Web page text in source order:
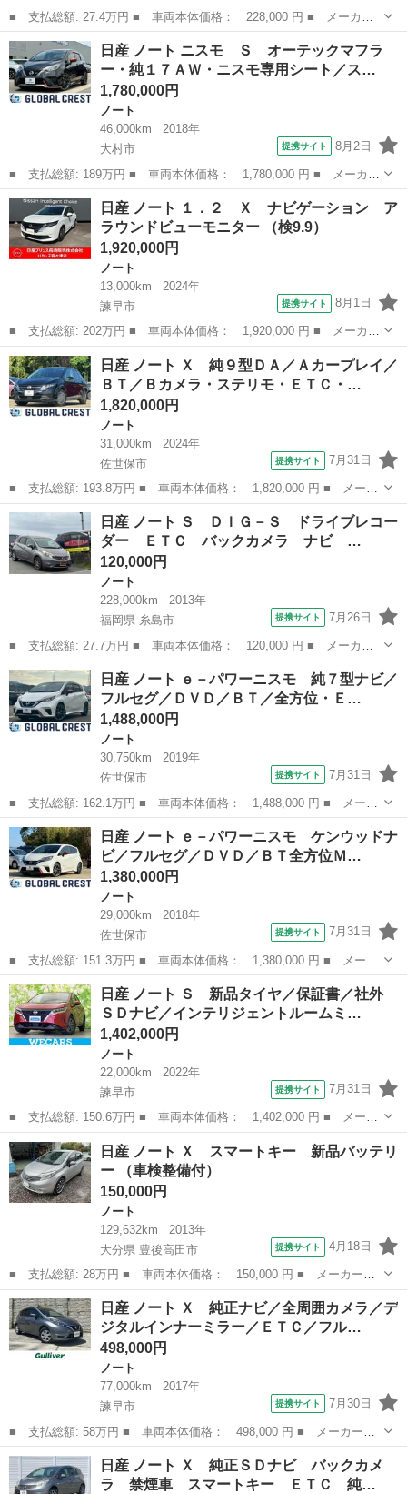
■ 支払総額: 27.4万円 ■ 車両本体価格： 228,000 円 ■ メーカー
名： 日産 ■ 車種名： ノート ■ グレード名： ライダー ＵＳ
Ｂ接続 運転席エアバッグ ナビ バックモニター Ｗエアバッグ
パワーウィン...
福岡 遠賀郡 ノート
日産 ノート ニスモ Ｓ オーテックマフラ
ー・純１７ＡＷ・ニスモ専用シート／ス…
1,780,000円
ノート
46,000km
2018年
大村市
提携サイト 8月2日
■ 支払総額: 189万円 ■ 車両本体価格： 1,780,000 円 ■ メーカー
名： 日産 ■ 車種名： ノート ■ グレード名： ニスモ Ｓ オ
ーテックマフラー・純１７ＡＷ・ニスモ専用シート／ステアリング・
ＬＥＤライ...
長崎 大村市 ノート
日産 ノート １．２ Ｘ ナビゲーション ア
ラウンドビューモニター （検9.9）
1,920,000円
ノート
13,000km
2024年
諫早市
提携サイト 8月1日
■ 支払総額: 202万円 ■ 車両本体価格： 1,920,000 円 ■ メーカー
名： 日産 ■ 車種名： ノート ■ グレード名： １．２ Ｘ ナ
ビゲーション アラウンドビューモニター ■ 排気量： 1200cc
■ ...
長崎 諫早市 ノート
日産 ノート Ｘ 純９型ＤＡ／Ａカープレイ／
ＢＴ／Ｂカメラ・ステリモ・ＥＴＣ・…
1,820,000円
ノート
31,000km
2024年
佐世保市
提携サイト 7月31日
■ 支払総額: 193.8万円 ■ 車両本体価格： 1,820,000 円 ■ メーカ
ー名： 日産 ■ 車種名： ノート ■ グレード名： Ｘ 純９型Ｄ
Ａ／Ａカープレイ／ＢＴ／Ｂカメラ・ステリモ・ＥＴＣ・７エアＢ・
ＬＥＤヘ...
長崎 佐世保市 ノート
日産 ノート Ｓ ＤＩＧ－Ｓ ドライブレコー
ダー ＥＴＣ バックカメラ ナビ …
120,000円
ノート
228,000km
2013年
福岡県 糸島市
提携サイト 7月26日
■ 支払総額: 27.7万円 ■ 車両本体価格： 120,000 円 ■ メーカー
名： 日産 ■ 車種名： ノート ■ グレード名： Ｓ ＤＩＧ－
Ｓ ドライブレコーダー ＥＴＣ バックカメラ ナビ ＴＶ クリ
アランスソナー...
福岡 糸島市 ノート
日産 ノート ｅ－パワーニスモ 純７型ナビ／
フルセグ／ＤＶＤ／ＢＴ／全方位・Ｅ…
1,488,000円
ノート
30,750km
2019年
佐世保市
提携サイト 7月31日
■ 支払総額: 162.1万円 ■ 車両本体価格： 1,488,000 円 ■ メーカ
ー名： 日産 ■ 車種名： ノート ■ グレード名： ｅ－パワーニ
スモ 純７型ナビ／フルセグ／ＤＶＤ／ＢＴ／全方位・ＥＴＣ・前後
ドラレコ...
長崎 佐世保市 ノート
日産 ノート ｅ－パワーニスモ ケンウッドナ
ビ／フルセグ／ＤＶＤ／ＢＴ全方位Ｍ…
1,380,000円
ノート
29,000km
2018年
佐世保市
提携サイト 7月31日
■ 支払総額: 151.3万円 ■ 車両本体価格： 1,380,000 円 ■ メーカ
ー名： 日産 ■ 車種名： ノート ■ グレード名： ｅ－パワーニ
スモ ケンウッドナビ／フルセグ／ＤＶＤ／ＢＴ全方位Ｍ・革Ｈ／ス
テリモ・...
長崎 佐世保市 ノート
日産 ノート Ｓ 新品タイヤ／保証書／社外
ＳＤナビ／インテリジェントルームミ…
1,402,000円
ノート
22,000km
2022年
諫早市
提携サイト 7月31日
■ 支払総額: 150.6万円 ■ 車両本体価格： 1,402,000 円 ■ メーカ
ー名： 日産 ■ 車種名： ノート ■ グレード名： Ｓ 新品タイ
ヤ／保証書／社外 ＳＤナビ／インテリジェントルームミラー／エマ
ージェン...
長崎 諫早市 ノート
日産 ノート Ｘ スマートキー 新品バッテリ
ー （車検整備付）
150,000円
ノート
129,632km
2013年
大分県 豊後高田市
提携サイト 4月18日
■ 支払総額: 28万円 ■ 車両本体価格： 150,000 円 ■ メーカー
名： 日産 ■ 車種名： ノート ■ グレード名： Ｘ スマートキ
ー 新品バッテリー ■ 排気量： 1200cc ■ ドア枚数： 5D ■ ミ
ッ...
大分 豊後高田市 ノート
日産 ノート Ｘ 純正ナビ／全周囲カメラ／デ
ジタルインナーミラー／ＥＴＣ／フル…
498,000円
ノート
77,000km
2017年
諫早市
提携サイト 7月30日
■ 支払総額: 58万円 ■ 車両本体価格： 498,000 円 ■ メーカー
名： 日産 ■ 車種名： ノート ■ グレード名： Ｘ 純正ナビ／
全周囲カメラ／デジタルインナーミラー／ＥＴＣ／フルセグ／ＣＤ／
ＤＶＤ／Ｂｌｕｅ...
長崎 諫早市 ノート
日産 ノート Ｘ 純正ＳＤナビ バックカメ
ラ 禁煙車 スマートキー ＥＴＣ 純…